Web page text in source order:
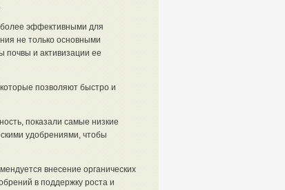
эффективными для
не только основными
почвы и активизации ее
позволяют быстро и
показали самые низкие
удобрениями, чтобы
внесение органических
в поддержку роста и